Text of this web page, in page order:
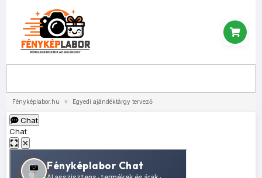
Fényképlabor.hu » Egyedi ajándéktárgy tervező
Chat
Chat
✕